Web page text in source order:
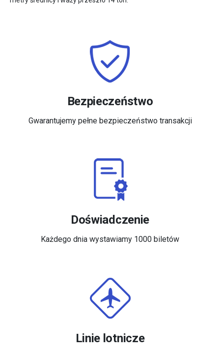
Bezpieczeństwo
Gwarantujemy pełne bezpieczeństwo transakcji
Doświadczenie
Każdego dnia wystawiamy 1000 biletów
Linie lotnicze